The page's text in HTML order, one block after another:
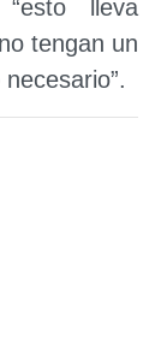
lleva
tengan un